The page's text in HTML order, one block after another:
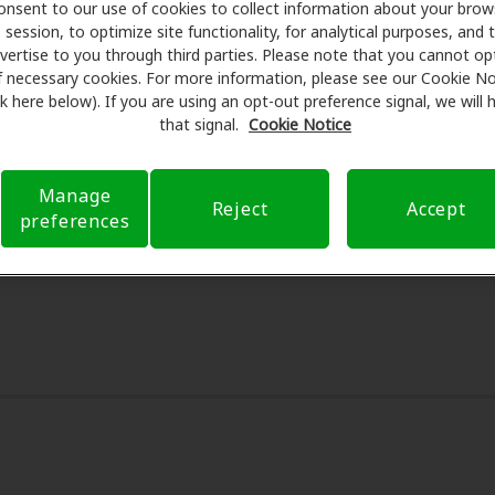
to our use of cookies to collect information about your
session, to optimize site functionality, for analytical purposes, and
to you through third parties. Please note that you cannot
necessary cookies. For more information, please see our Cookie
here below). If you are using an opt-out preference signal, we will
that signal. Cookie Notice
Manage
preferences
Reject Accept
se asocia con muchos planes de beneficios y clínicas
especiales en audífonos y atención auditiva.
exámenes con profesionales licenciados para
de su consulta en Miracle-Ear Center, Amplifon Hearing
para reducir sus gastos de bolsillo y de presentar
de atención auditiva y liberarlo de
el seguro y con opciones de pago flexibles cuando